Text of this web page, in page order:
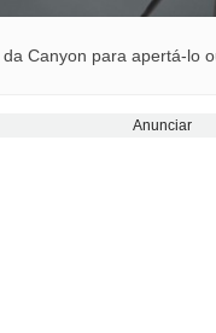
Canyon para apertá-lo
Anunciar